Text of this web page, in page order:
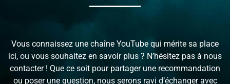
Vous connaissez une chaîne YouTube qui mérite sa place
ici, ou vous souhaitez en savoir plus ? N’hésitez pas à nous
contacter ! Que ce soit pour partager une recommandation
ou poser une question, nous serons ravi d’échanger avec